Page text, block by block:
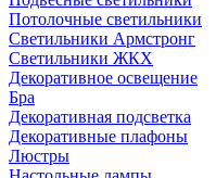
Потолочные светильники
Светильники Армстронг
Светильники ЖКХ
Декоративное освещение
Бра
Декоративная подсветка
Декоративные плафоны
Люстры